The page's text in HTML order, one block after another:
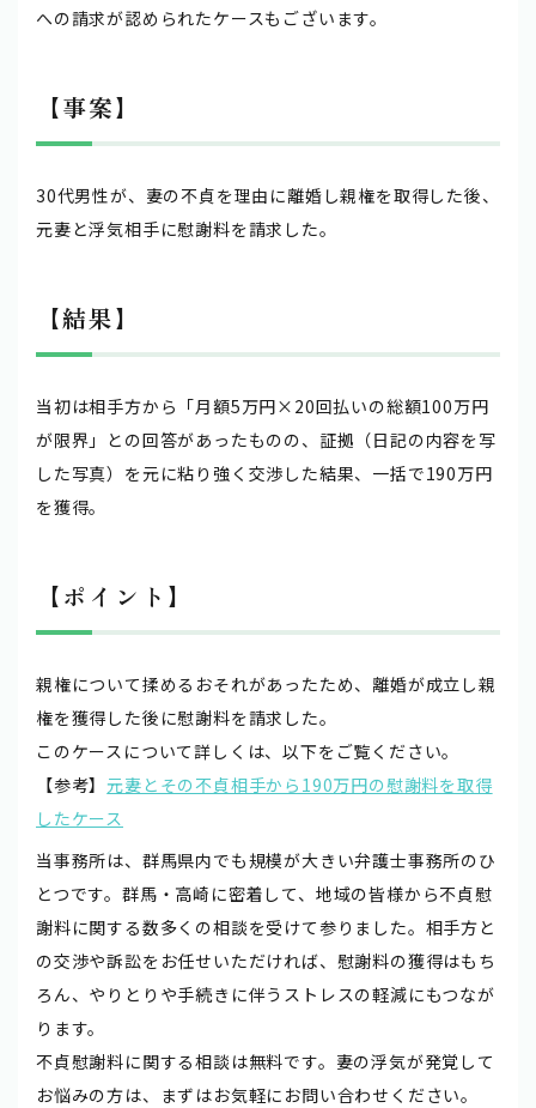
への請求が認められたケースもございます。
【事案】
30代男性が、妻の不貞を理由に離婚し親権を取得した後、
元妻と浮気相手に慰謝料を請求した。
【結果】
当初は相手方から「月額5万円×20回払いの総額100万円
が限界」との回答があったものの、証拠（日記の内容を写
した写真）を元に粘り強く交渉した結果、一括で190万円
を獲得。
【ポイント】
親権について揉めるおそれがあったため、離婚が成立し親
権を獲得した後に慰謝料を請求した。
このケースについて詳しくは、以下をご覧ください。
【参考】元妻とその不貞相手から190万円の慰謝料を取得
したケース
当事務所は、群馬県内でも規模が大きい弁護士事務所のひ
とつです。群馬・高崎に密着して、地域の皆様から不貞慰
謝料に関する数多くの相談を受けて参りました。相手方と
の交渉や訴訟をお任せいただければ、慰謝料の獲得はもち
ろん、やりとりや手続きに伴うストレスの軽減にもつなが
ります。
不貞慰謝料に関する相談は無料です。妻の浮気が発覚して
お悩みの方は、まずはお気軽にお問い合わせください。